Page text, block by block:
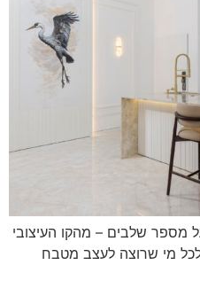
שלבים – מהקו העיצובי
מי שרוצה לעצב מטבח